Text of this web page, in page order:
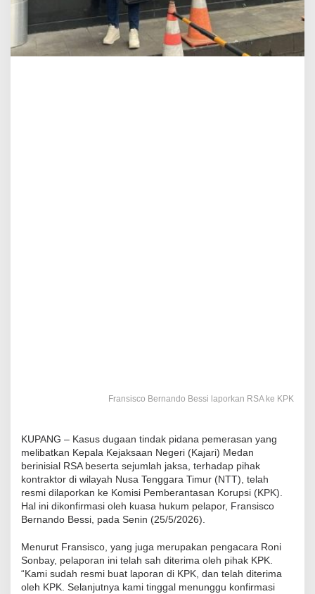
Fransisco Bernando Bessi laporkan RSA ke KPK
KUPANG – Kasus dugaan tindak pidana pemerasan yang
melibatkan Kepala Kejaksaan Negeri (Kajari) Medan
berinisial RSA beserta sejumlah jaksa, terhadap pihak
kontraktor di wilayah Nusa Tenggara Timur (NTT), telah
resmi dilaporkan ke Komisi Pemberantasan Korupsi (KPK).
Hal ini dikonfirmasi oleh kuasa hukum pelapor, Fransisco
Bernando Bessi, pada Senin (25/5/2026).
Menurut Fransisco, yang juga merupakan pengacara Roni
Sonbay, pelaporan ini telah sah diterima oleh pihak KPK.
“Kami sudah resmi buat laporan di KPK, dan telah diterima
oleh KPK. Selanjutnya kami tinggal menunggu konfirmasi